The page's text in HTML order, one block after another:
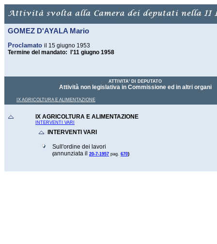
GOMEZ D'AYALA Mario
Proclamato il 15 giugno 1953
Termine del mandato: l'11 giugno 1958
ATTIVITA' DI DEPUTATO
Attività non legislativa in Commissione ed in altri organi
IX AGRICOLTURA E ALIMENTAZIONE
IX AGRICOLTURA E ALIMENTAZIONE
INTERVENTI VARI
INTERVENTI VARI
Sull'ordine dei lavori
(annunziata il 20-7-1957 pag. 670)